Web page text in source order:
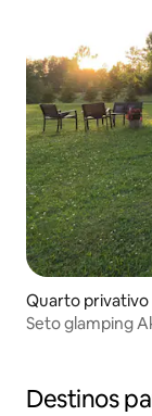
Quarto privativo
Seto glamping
Destinos